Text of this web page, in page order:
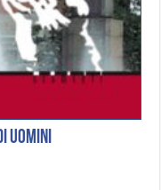
Uomini